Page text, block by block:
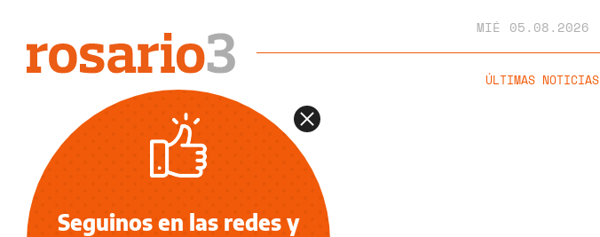
MIÉ 05.08.2026
ÚLTIMAS NOTICIAS
Seguinos en las redes y